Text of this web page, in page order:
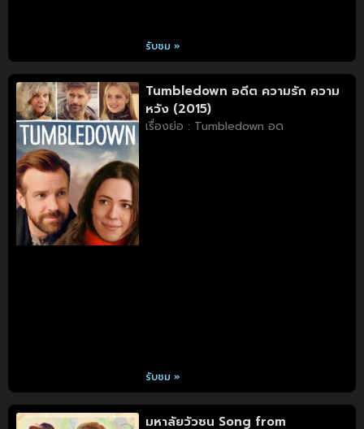
รับชม »
Tumbledown อดีต ความรัก ความ
หวัง (2015)
เรื่องย่อ : Tumbledown อด
รับชม »
มหาลัยวัวชน Song from